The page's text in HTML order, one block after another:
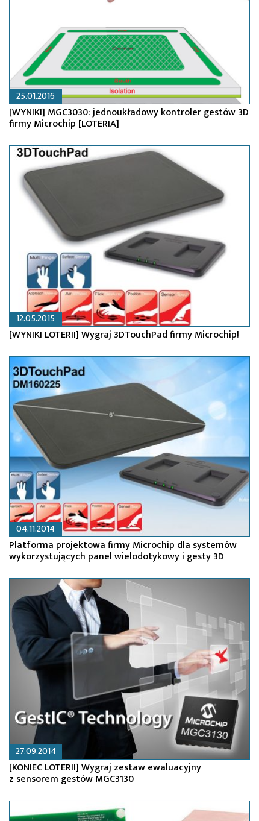
25.01.2016
[WYNIKI] MGC3030: jednoukładowy kontroler gestów 3D
firmy Microchip [LOTERIA]
12.05.2015
[WYNIKI LOTERII] Wygraj 3DTouchPad firmy Microchip!
04.11.2014
Platforma projektowa firmy Microchip dla systemów
wykorzystujących panel wielodotykowy i gesty 3D
27.09.2014
[KONIEC LOTERII] Wygraj zestaw ewaluacyjny
z sensorem gestów MGC3130